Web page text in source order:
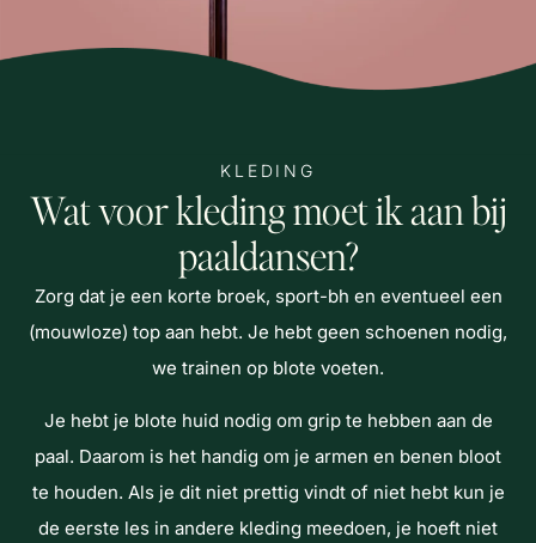
KLEDING
Wat voor kleding moet ik aan bij
paaldansen?
Zorg dat je een korte broek, sport-bh en eventueel een
(mouwloze) top aan hebt. Je hebt geen schoenen nodig,
we trainen op blote voeten.
Je hebt je blote huid nodig om grip te hebben aan de
paal. Daarom is het handig om je armen en benen bloot
te houden. Als je dit niet prettig vindt of niet hebt kun je
de eerste les in andere kleding meedoen, je hoeft niet